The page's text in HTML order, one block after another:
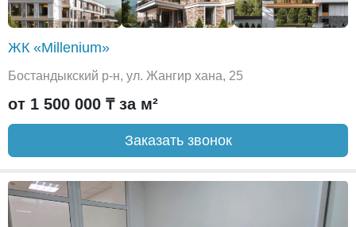
ЖК «Millenium»
Бостандыкский р-н, ул. Жангир хана, 25
от 1 500 000 ₸ за м²
Заказать звонок